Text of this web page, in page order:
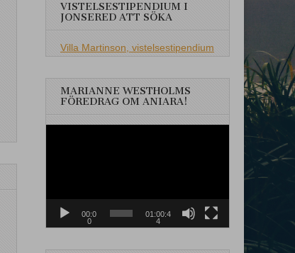
VISTELSESTIPENDIUM I
JONSERED ATT SÖKA
Villa Martinson, vistelsestipendium
MARIANNE WESTHOLMS
FÖREDRAG OM ANIARA!
00:0
0
01:00:4
4